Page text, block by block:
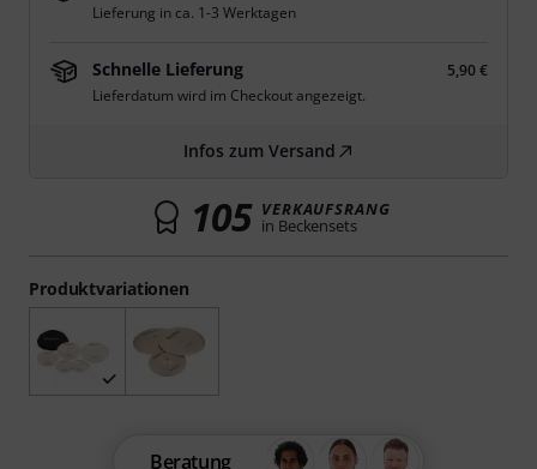
Produktvariationen
Lieferung in ca. 1-3 Werktagen
Schnelle Lieferung
5,90 €
Lieferdatum wird im Checkout angezeigt.
Infos zum Versand
105 VERKAUFSRANG
in Beckensets
Beratung